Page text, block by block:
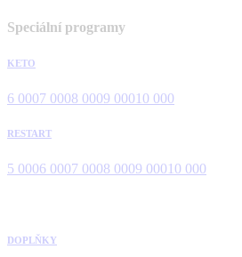
Speciální programy
KETO
6 0007 0008 0009 00010 000
RESTART
5 0006 0007 0008 0009 00010 000
DOPLŇKY